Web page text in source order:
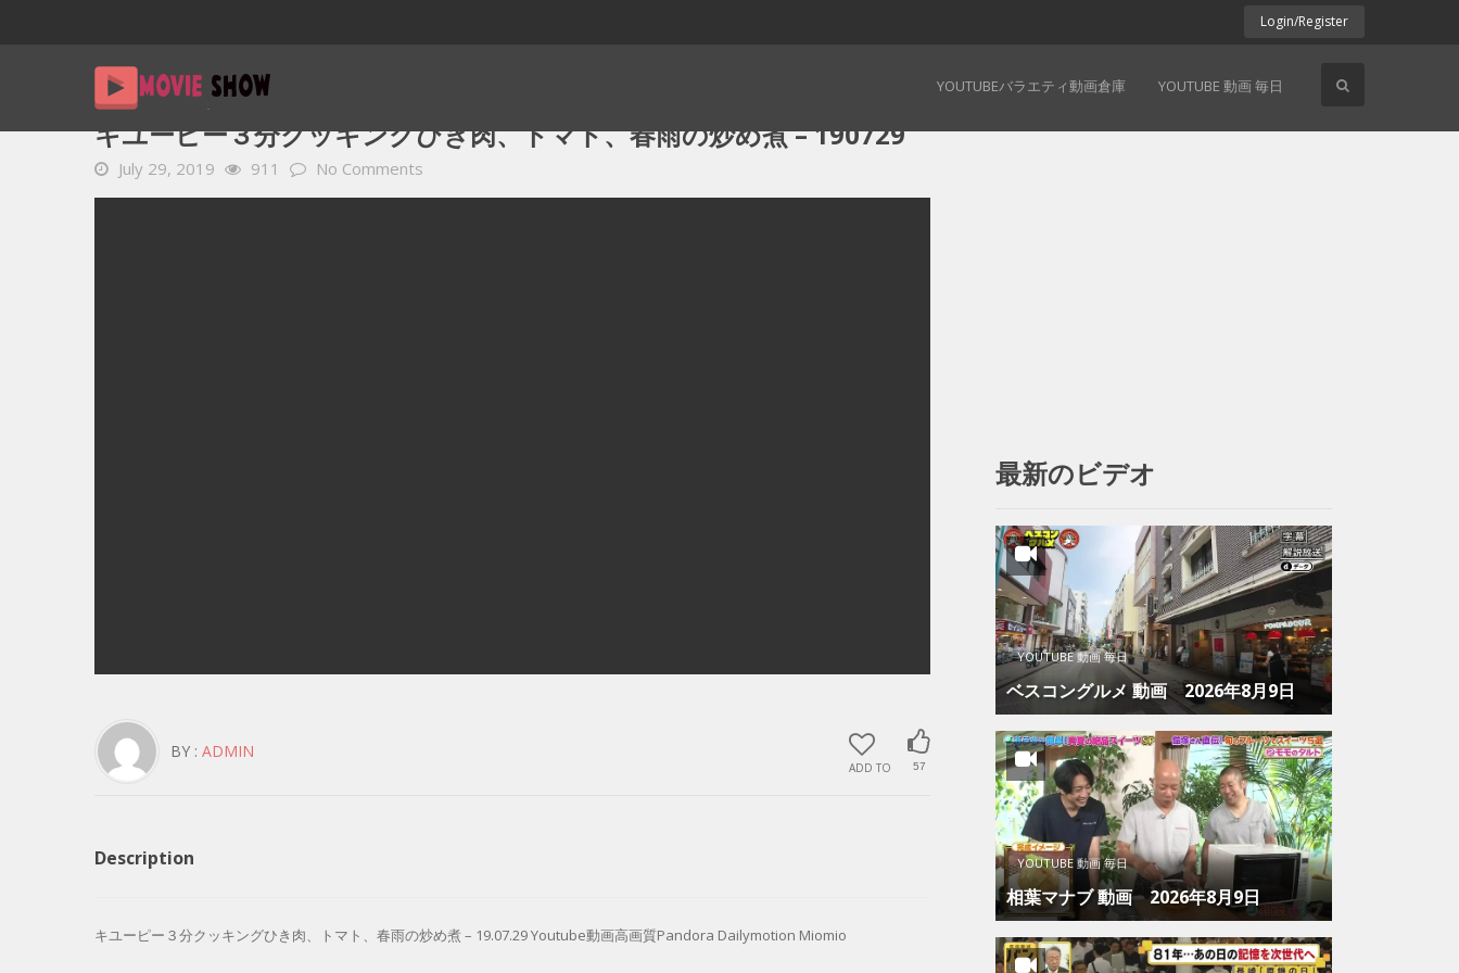
Login/Register
YOUTUBEバラエティ動画倉庫 YOUTUBE 動画 毎日
Home
キユーピー３分クッキングひき肉、トマト、春雨の炒め煮 – 190729
July 29, 2019 911 No Comments
ADD TO 57
BY : ADMIN
Description
キユーピー３分クッキングひき肉、トマト、春雨の炒め煮 – 19.07.29 Youtube動画高画質Pandora Dailymotion Miomio
最新のビデオ
YOUTUBE 動画 毎日
ベスコングルメ 動画 2026年8月9日
YOUTUBE 動画 毎日
相葉マナブ 動画 2026年8月9日